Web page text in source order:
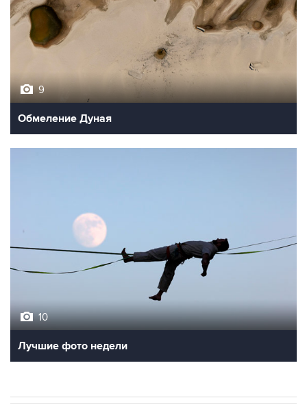
9
Обмеление Дуная
10
Лучшие фото недели